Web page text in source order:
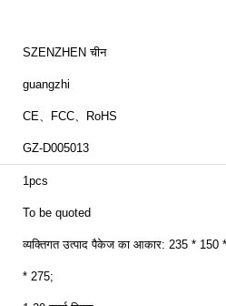
SZENZHEN चीन
guangzhi
CE、FCC、RoHS
GZ-D005013
1pcs
To be quoted
व्यक्तिगत उत्पाद पैकेज का आकार: 235 * 150
* 275;